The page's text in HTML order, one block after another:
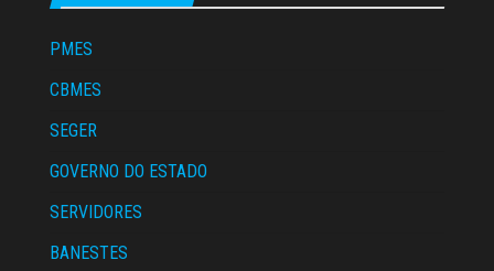
PMES
CBMES
SEGER
GOVERNO DO ESTADO
SERVIDORES
BANESTES